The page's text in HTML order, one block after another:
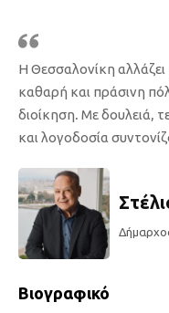
Η Θεσσαλονίκη αλλάζει
καθαρή και πράσινη
διοίκηση. Με δουλειά,
και λογοδοσία
Βιογραφικό